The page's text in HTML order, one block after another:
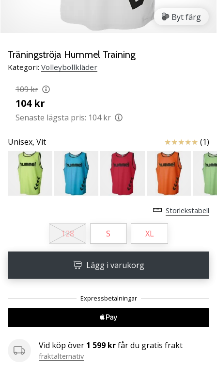
passion
som
Join
us
as
a
Ambassador.
11. 8. 2022
3 min. läsning
Har
egen
ett
diskussionsforum?
Byt färg
Träningströja Hummel Training
Kategori: Volleybollkläder
109 kr
104 kr
Senaste lägsta pris: 104 kr
Unisex, Vit Recensioner
(1)
Storlekstabell
128 S XL
Lägg i varukorg
Vid köp över 1 599 krfår du gratis frakt
fraktalternativ